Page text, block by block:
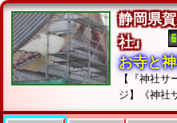
静岡県
社』
お寺と
【『神社
ジ】《神社